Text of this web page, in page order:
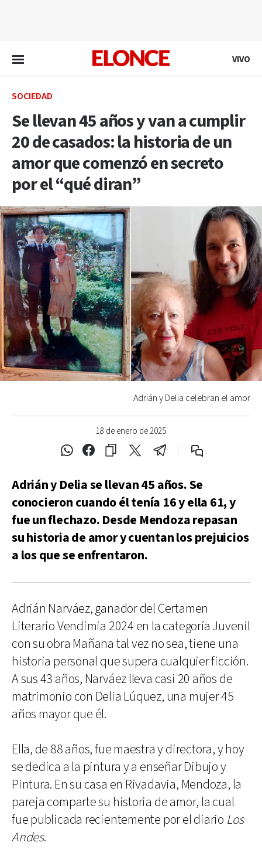
VIVO
SOCIEDAD
Se llevan 45 años y van a cumplir
20 de casados: la historia de un
amor que comenzó en secreto
por el “qué diran”
18 de enero de 2025
Adrián y Delia celebran el amor
Adrián y Delia se llevan 45 años. Se
conocieron cuando él tenía 16 y ella 61, y
fue un flechazo. Desde Mendoza repasan
su historia de amor y cuentan los prejuicios
a los que se enfrentaron.
Adrián Narváez, ganador del Certamen
Literario Vendimia 2024 en la categoría Juvenil
con su obra Mañana tal vez no sea, tiene una
historia personal que supera cualquier ficción.
A sus 43 años, Narváez lleva casi 20 años de
matrimonio con Delia Lúquez, una mujer 45
años mayor que él.
Ella, de 88 años, fue maestra y directora, y hoy
se dedica a la pintura y a enseñar Dibujo y
Pintura. En su casa en Rivadavia, Mendoza, la
pareja comparte su historia de amor, la cual
fue publicada recientemente por el diario Los
Andes.